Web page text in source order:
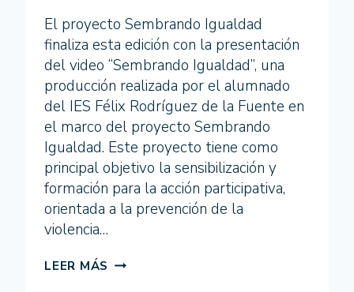
El proyecto Sembrando Igualdad
finaliza esta edición con la presentación
del video “Sembrando Igualdad”, una
producción realizada por el alumnado
del IES Félix Rodríguez de la Fuente en
el marco del proyecto Sembrando
Igualdad. Este proyecto tiene como
principal objetivo la sensibilización y
formación para la acción participativa,
orientada a la prevención de la
violencia…
LEER MÁS PRESENTACIÓN